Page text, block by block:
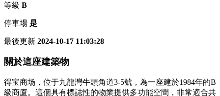
等級 B
停車場 是
最後更新 2024-10-17 11:03:28
關於這座建築物
得宝商场，位于九龍灣牛頭角道3-5號，為一座建於1984年的B
級商廈。這個具有標誌性的物業提供多功能空間，非常適合共